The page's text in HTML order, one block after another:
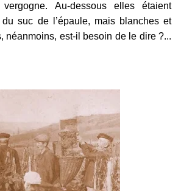
Au-dessous elles étaient
suc de l’épaule, mais blanches et
néanmoins, est-il besoin de le dire ?...